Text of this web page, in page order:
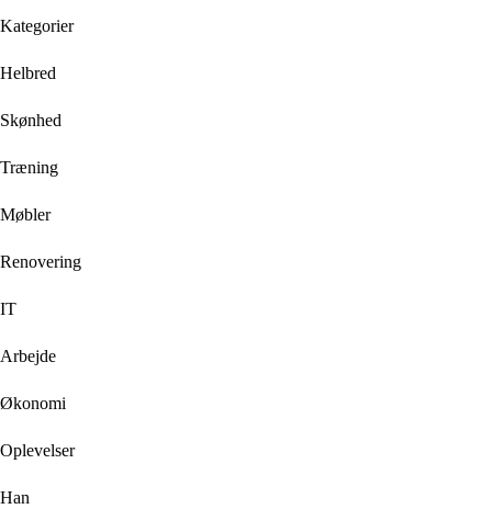
Kategorier
Helbred
Skønhed
Træning
Møbler
Renovering
IT
Arbejde
Økonomi
Oplevelser
Han